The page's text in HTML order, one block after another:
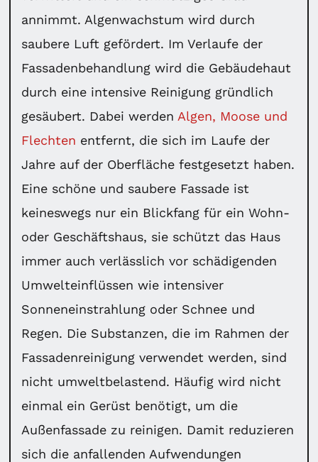
annimmt. Algenwachstum wird durch
saubere Luft gefördert. Im Verlaufe der
Fassadenbehandlung wird die Gebäudehaut
durch eine intensive Reinigung gründlich
gesäubert. Dabei werden Algen, Moose und
Flechten entfernt, die sich im Laufe der
Jahre auf der Oberfläche festgesetzt haben.
Eine schöne und saubere Fassade ist
keineswegs nur ein Blickfang für ein Wohn-
oder Geschäftshaus, sie schützt das Haus
immer auch verlässlich vor schädigenden
Umwelteinflüssen wie intensiver
Sonneneinstrahlung oder Schnee und
Regen. Die Substanzen, die im Rahmen der
Fassadenreinigung verwendet werden, sind
nicht umweltbelastend. Häufig wird nicht
einmal ein Gerüst benötigt, um die
Außenfassade zu reinigen. Damit reduzieren
sich die anfallenden Aufwendungen